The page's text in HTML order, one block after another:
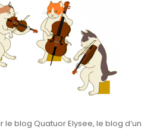
le blog Quatuor Elysee, le blog d’un